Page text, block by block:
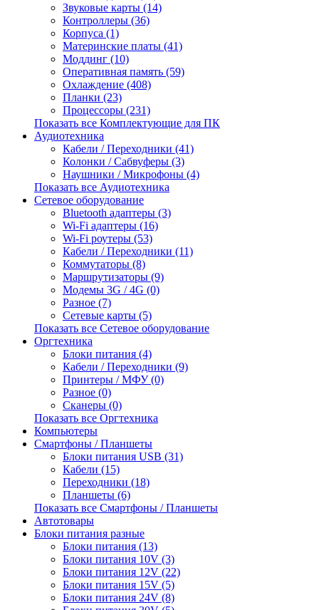
Звуковые карты (14)
Контроллеры (36)
Корпуса (1)
Материнские платы (41)
Моддинг (10)
Оперативная память (59)
Охлаждение (408)
Планки (23)
Процессоры (231)
Показать все Комплектующие для ПК
Аудиотехника
Кабели / Переходники (41)
Колонки / Сабвуферы (3)
Наушники / Микрофоны (4)
Показать все Аудиотехника
Сетевое оборудование
Bluetooth адаптеры (3)
Wi-Fi адаптеры (16)
Wi-Fi роутеры (53)
Кабели / Переходники (11)
Коммутаторы (8)
Маршрутизаторы (9)
Модемы 3G / 4G (0)
Разное (7)
Сетевые карты (5)
Показать все Сетевое оборудование
Оргтехника
Блоки питания (4)
Кабели / Переходники (9)
Принтеры / МФУ (0)
Разное (0)
Сканеры (0)
Показать все Оргтехника
Компьютеры
Смартфоны / Планшеты
Блоки питания USB (31)
Кабели (15)
Переходники (18)
Планшеты (6)
Показать все Смартфоны / Планшеты
Автотовары
Блоки питания разные
Блоки питания (13)
Блоки питания 10V (3)
Блоки питания 12V (22)
Блоки питания 15V (5)
Блоки питания 24V (8)